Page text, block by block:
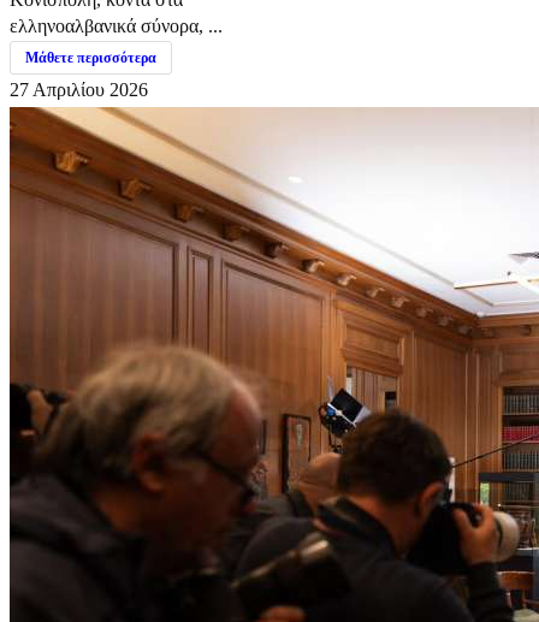
ελληνοαλβανικά σύνορα, ...
Μάθετε περισσότερα
27 Απριλίου 2026